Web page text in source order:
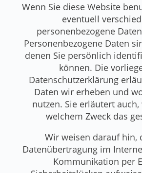
Wenn Sie diese Website
eventuell
personenbezogene
Personenbezogene Daten
denen Sie persönlich
können. Die
Datenschutzerklärung
Daten wir erheben und
nutzen. Sie erläutert
welchem Zweck das
Wir weisen darauf hin,
Datenübertragung im
Kommunikation per